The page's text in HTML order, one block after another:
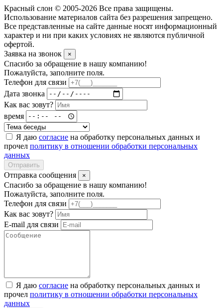
Красный слон © 2005-2026 Все права защищены.
Использование материалов сайта без разрешения запрещено.
Все представленные на сайте данные носят информационный
характер и ни при каких условиях не являются публичной
офертой.
Заявка на звонок
×
Спасибо за обращение в нашу компанию!
Пожалуйста, заполните поля.
Телефон для связи
Дата звонка
Как вас зовут?
время
Я даю согласие на обработку персональных данных и
прочел политику в отношении обработки персональных
данных
Отправить
Отправка сообщения ×
Спасибо за обращение в нашу компанию!
Пожалуйста, заполните поля.
Телефон для связи
Как вас зовут?
E-mail для связи
Я даю согласие на обработку персональных данных и
прочел политику в отношении обработки персональных
данных